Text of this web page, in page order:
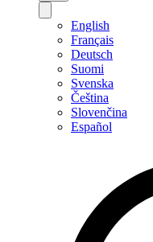
English
Français
Deutsch
Suomi
Svenska
Čeština
Slovenčina
Español